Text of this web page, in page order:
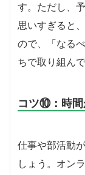
す。ただし、
思いすぎると
ので、「なる
ちで取り組ん
コツ⑩：時間
仕事や部活動
しょう。オン